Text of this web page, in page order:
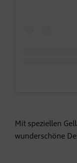
Mit speziellen
wunderschöne